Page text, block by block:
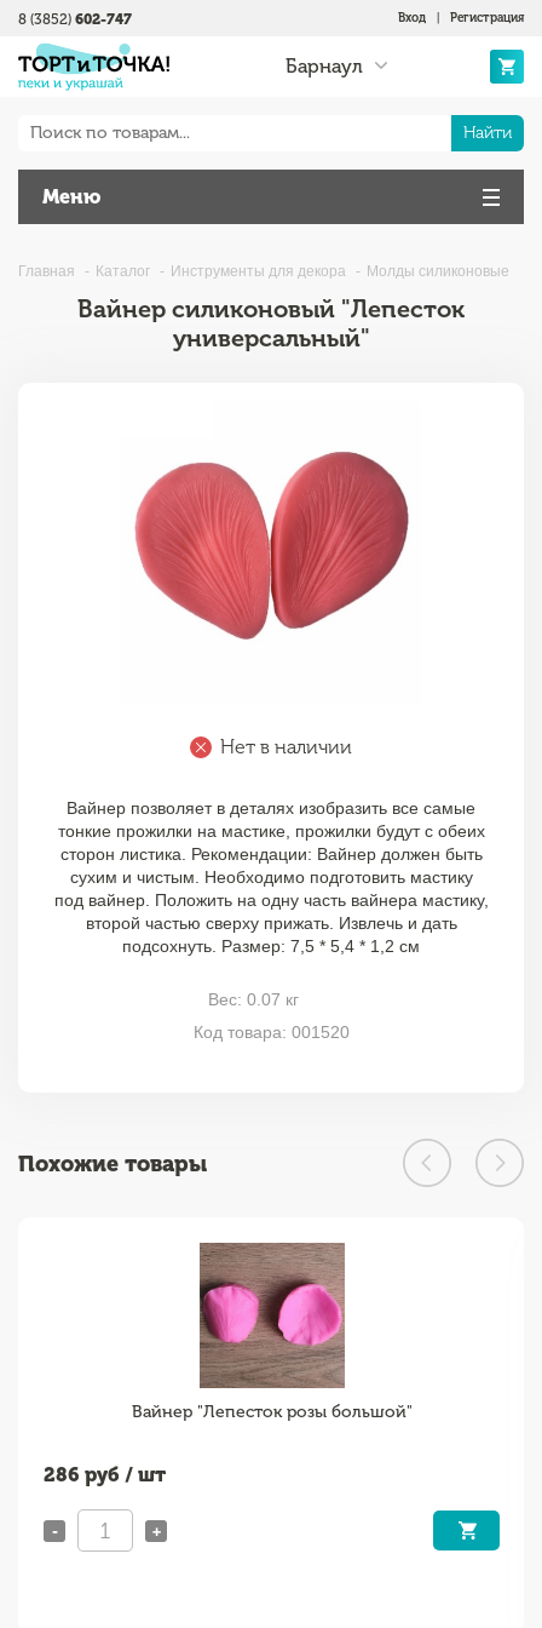
Вход Регистрация
Барнаул
8 (3852) 602-747
Найти
Меню
Главная Каталог Инструменты для декора Молды силиконовые
Вайнер силиконовый "Лепесток
универсальный"
Нет в наличии
Вайнер позволяет в деталях изобразить все самые
тонкие прожилки на мастике, прожилки будут с обеих
сторон листика. Рекомендации: Вайнер должен быть
сухим и чистым. Необходимо подготовить мастику
под вайнер. Положить на одну часть вайнера мастику,
второй частью сверху прижать. Извлечь и дать
подсохнуть. Размер: 7,5 * 5,4 * 1,2 см
Вес: 0.07 кг
Код товара: 001520
Похожие товары
Вайнер "Лепесток розы большой"
286 руб / шт
- +